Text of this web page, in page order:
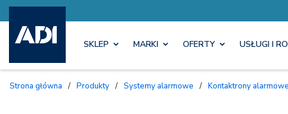
SKLEP MARKI OFERTY USŁUGI I
Strona główna / Produkty / Systemy alarmowe / Kontaktrony alarmowe